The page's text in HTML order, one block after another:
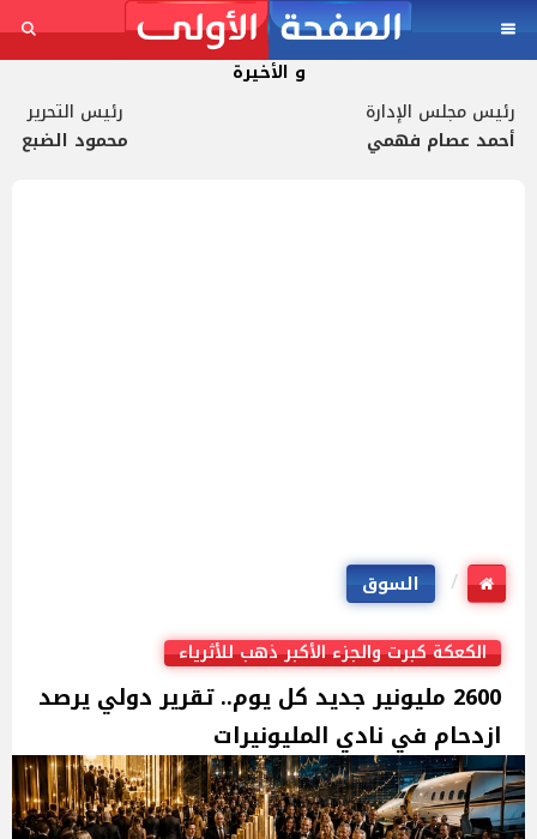
و الأخيرة
رئيس مجلس الإدارة
أحمد عصام فهمي
رئيس التحرير
محمود الضبع
السوق
الكعكة كبرت والجزء الأكبر ذهب للأثرياء
2600 مليونير جديد كل يوم.. تقرير دولي يرصد
ازدحام في نادي المليونيرات